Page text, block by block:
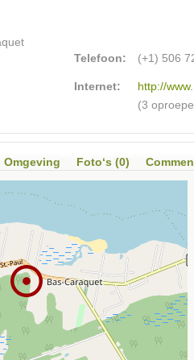
Telefoon: (+1) 506
Internet:
http://
(3
Omgeving Foto‘s (0)